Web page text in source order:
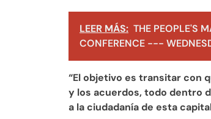
LEER MÁS: THE PEOPLE'S
CONFERENCE ---
“El objetivo es transitar con
y los acuerdos, todo dentro
a la ciudadanía de esta